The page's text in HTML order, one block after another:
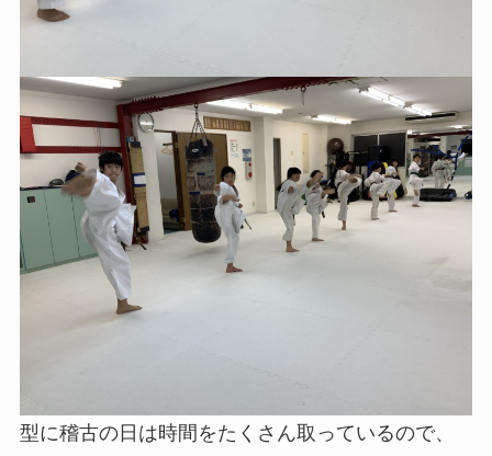
型に稽古の日は時間をたくさん取っているので、